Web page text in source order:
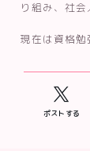
り組み、社会
現在は資格勉
ポストする